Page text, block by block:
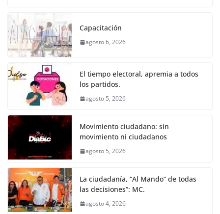
k
c
e
b
o
o
k
itt
er s
A
p
e
n
er
Capacitación
agosto 6, 2026
El tiempo electoral, apremia a todos
los partidos.
agosto 5, 2026
Movimiento ciudadano: sin
movimiento ni ciudadanos
agosto 5, 2026
La ciudadanía, “Al Mando” de todas
las decisiones”: MC.
agosto 4, 2026